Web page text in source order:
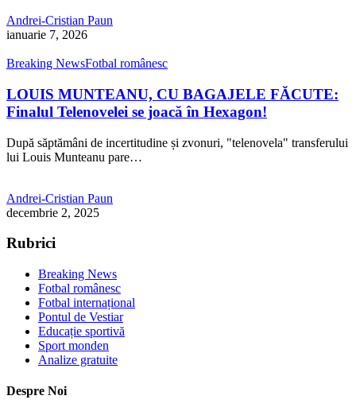
Andrei-Cristian Paun
ianuarie 7, 2026
Breaking NewsFotbal românesc
LOUIS MUNTEANU, CU BAGAJELE FĂCUTE:
Finalul Telenovelei se joacă în Hexagon!
După săptămâni de incertitudine și zvonuri, "telenovela" transferului
lui Louis Munteanu pare…
Andrei-Cristian Paun
decembrie 2, 2025
Rubrici
Breaking News
Fotbal românesc
Fotbal internațional
Pontul de Vestiar
Educație sportivă
Sport monden
Analize gratuite
Despre Noi